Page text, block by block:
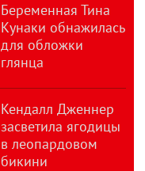
Беременная Тина
Кунаки обнажилась
для обложки
глянца
Кендалл Дженнер
засветила ягодицы
в леопардовом
бикини